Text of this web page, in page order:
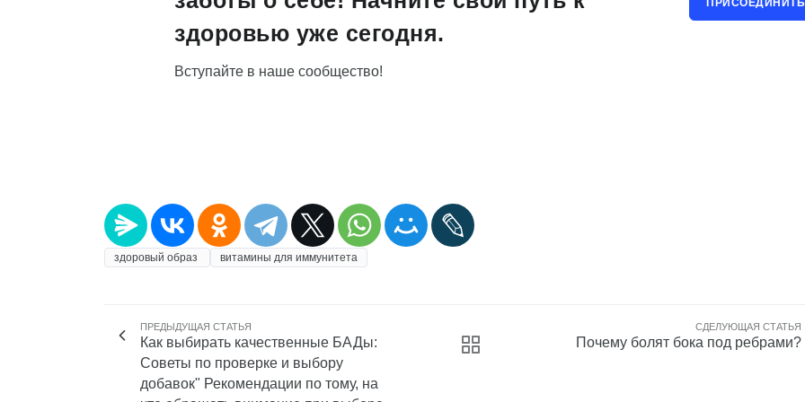
здоровью уже сегодня.
Вступайте в наше сообщество!
здоровый образ витамины для иммунитета
ПРЕДЫДУЩАЯ СТАТЬЯ
Как выбирать качественные БАДы:
Советы по проверке и выбору
добавок" Рекомендации по тому, на
СДЕЛУЮЩАЯ СТАТЬЯ
Почему болят бока под ребрами?